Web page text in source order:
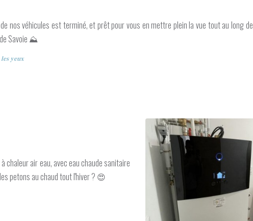
nos véhicules est terminé, et prêt pour vous en mettre plein la vue tout au long
Savoie ⛰️
𝐲𝐞𝐮𝐱
air eau, avec eau chaude sanitaire
petons au chaud tout l'hiver ? 😍